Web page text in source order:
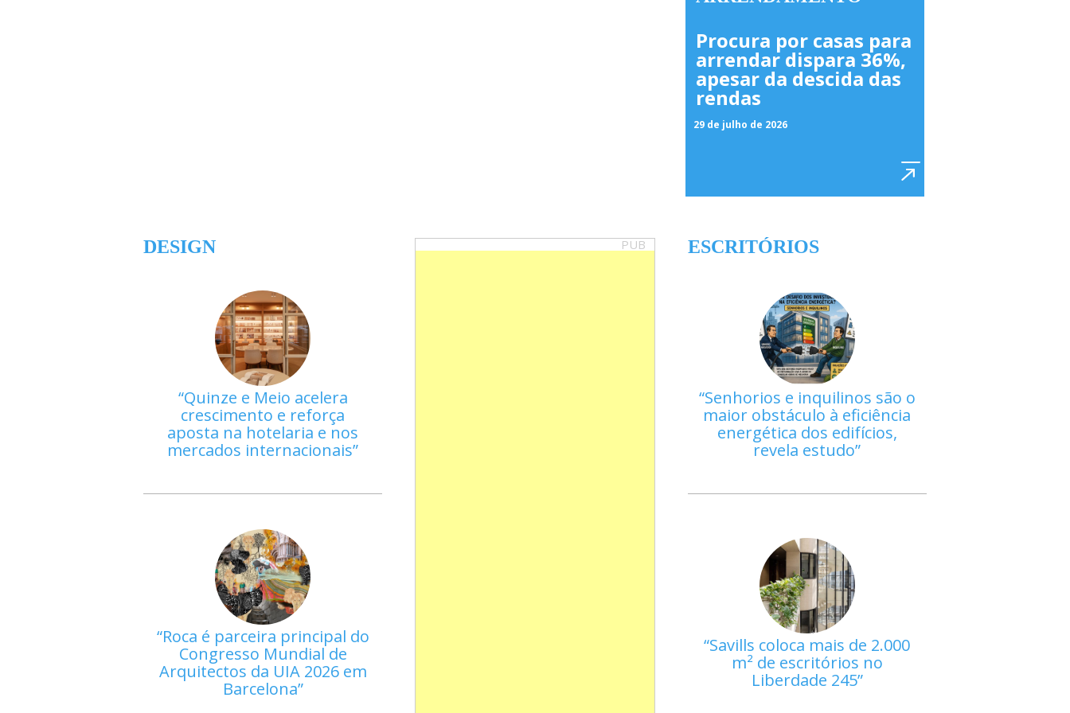
Procura por casas para
arrendar dispara 36%,
apesar da descida das
rendas
29 de julho de 2026
DESIGN
Quinze e Meio acelera
crescimento e reforça
aposta na hotelaria e nos
mercados internacionais
Roca é parceira principal do
Congresso Mundial de
Arquitectos da UIA 2026 em
Barcelona
PUB ESCRITÓRIOS
Senhorios e inquilinos são o
maior obstáculo à eficiência
energética dos edifícios,
revela estudo
Savills coloca mais de 2.000
m² de escritórios no
Liberdade 245